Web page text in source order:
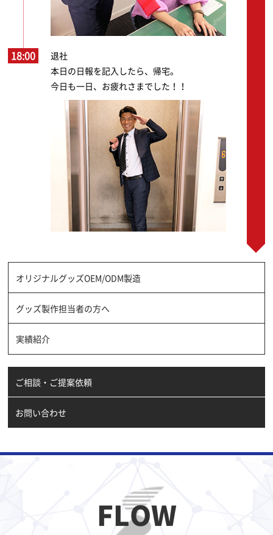
18:00
退社
本日の日報を記入したら、帰宅。
今日も一日、お疲れさまでした！！
オリジナルグッズOEM/ODM製造
グッズ製作担当者の方へ
実績紹介
ご相談・ご提案依頼
お問い合わせ
FLOW